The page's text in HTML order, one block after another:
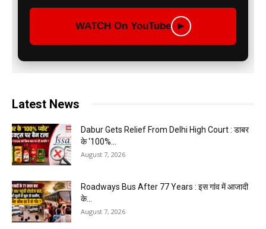
WATCH On YouTube ▶
Latest News
Dabur Gets Relief From Delhi High Court : डाबर
के ‘100%...
August 7, 2026
Roadways Bus After 77 Years : इस गांव में आजादी
के...
August 7, 2026